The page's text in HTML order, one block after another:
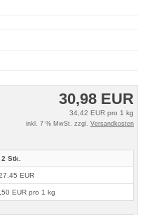
30,98 EUR
34,42 EUR pro 1 kg
inkl. 7 % MwSt. zzgl. Versandkosten
Stk.
EUR
EUR pro 1 kg